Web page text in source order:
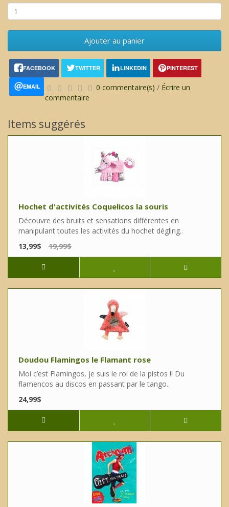
Ajouter au panier
FACEBOOK TWITTER LINKEDIN PINTEREST
EMAIL 0 commentaire(s) / Écrire un
commentaire
Items suggérés
Hochet d'activités Coquelicos la souris
Découvre des bruits et sensations différentes en
manipulant toutes les activités du hochet dégling..
13,99$
19,99$
Doudou Flamingos le Flamant rose
Moi c’est Flamingos, je suis le roi de la pistos !! Du
flamencos au discos en passant par le tango..
24,99$